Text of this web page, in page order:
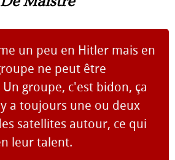
un peu en Hitler mais en
ne peut être
groupe, c'est bidon, ça
a toujours une ou deux
satellites autour, ce qui
leur talent.